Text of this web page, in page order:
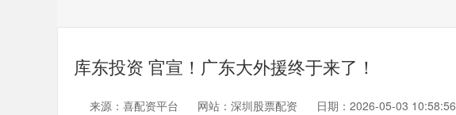
库东投资 官宣！广东大外援终于来了！
来源：喜配资平台 网站：深圳股票配资 日期：2026-05-03 10:58:56